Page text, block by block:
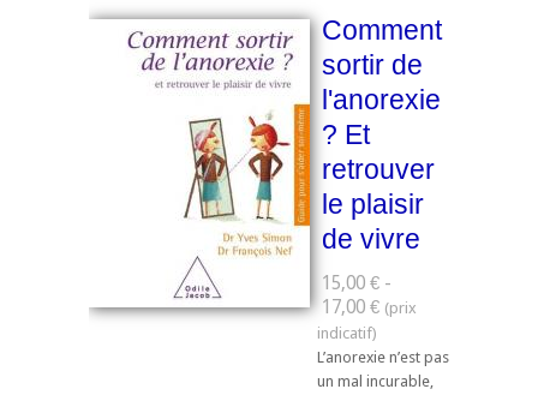
Comment
sortir de
l'anorexie
? Et
retrouver
le plaisir
de vivre
15,00 € -
17,00 €
L’anorexie n’est pas
un mal incurable,